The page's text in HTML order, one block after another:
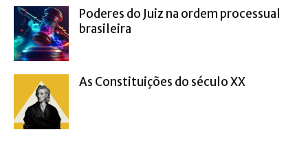
Poderes do Juiz na ordem processual
brasileira
As Constituições do século XX